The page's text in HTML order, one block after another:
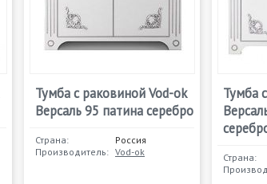
Тумба с раковиной Vod-ok
Версаль 95 патина серебро
Страна:
Россия
Производитель: Vod-ok
Тумба
Страна: